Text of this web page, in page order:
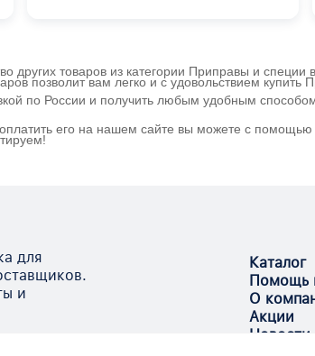
других товаров из категории Приправы и
позволит вам легко и с удовольствием
по России и получить любым удобным
его на нашем сайте вы можете с
для
и
Каталог
Помощь
О
Акции
Новости